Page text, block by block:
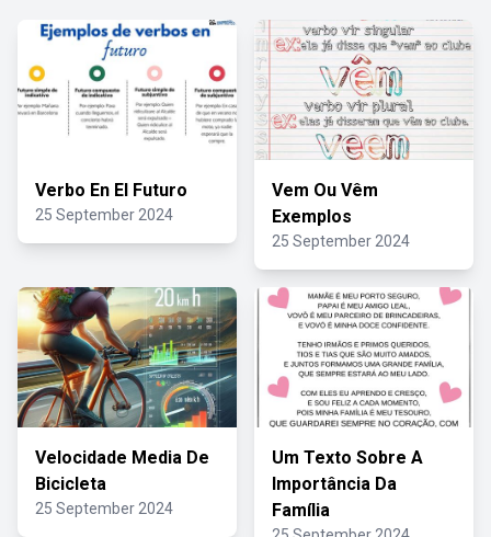
Verbo En El Futuro
25 September 2024
Vem Ou Vêm
Exemplos
25 September 2024
Velocidade Media De
Bicicleta
25 September 2024
Um Texto Sobre A
Importância Da
Família